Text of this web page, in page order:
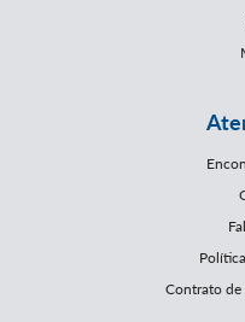
Contrato de